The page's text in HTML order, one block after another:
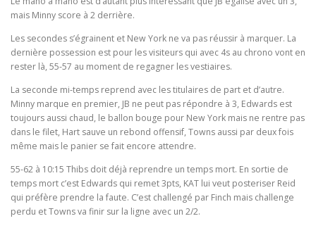
mais Minny score à 2 derrière.
Les secondes s’égrainent et New York ne va pas réussir à marquer. La
dernière possession est pour les visiteurs qui avec 4s au chrono vont en
rester là, 55-57 au moment de regagner les vestiaires.
La seconde mi-temps reprend avec les titulaires de part et d’autre.
Minny marque en premier, JB ne peut pas répondre à 3, Edwards est
toujours aussi chaud, le ballon bouge pour New York mais ne rentre pas
dans le filet, Hart sauve un rebond offensif, Towns aussi par deux fois
même mais le panier se fait encore attendre.
55-62 à 10:15 Thibs doit déjà reprendre un temps mort. En sortie de
temps mort c’est Edwards qui remet 3pts, KAT lui veut posteriser Reid
qui préfère prendre la faute. C’est challengé par Finch mais challenge
perdu et Towns va finir sur la ligne avec un 2/2.